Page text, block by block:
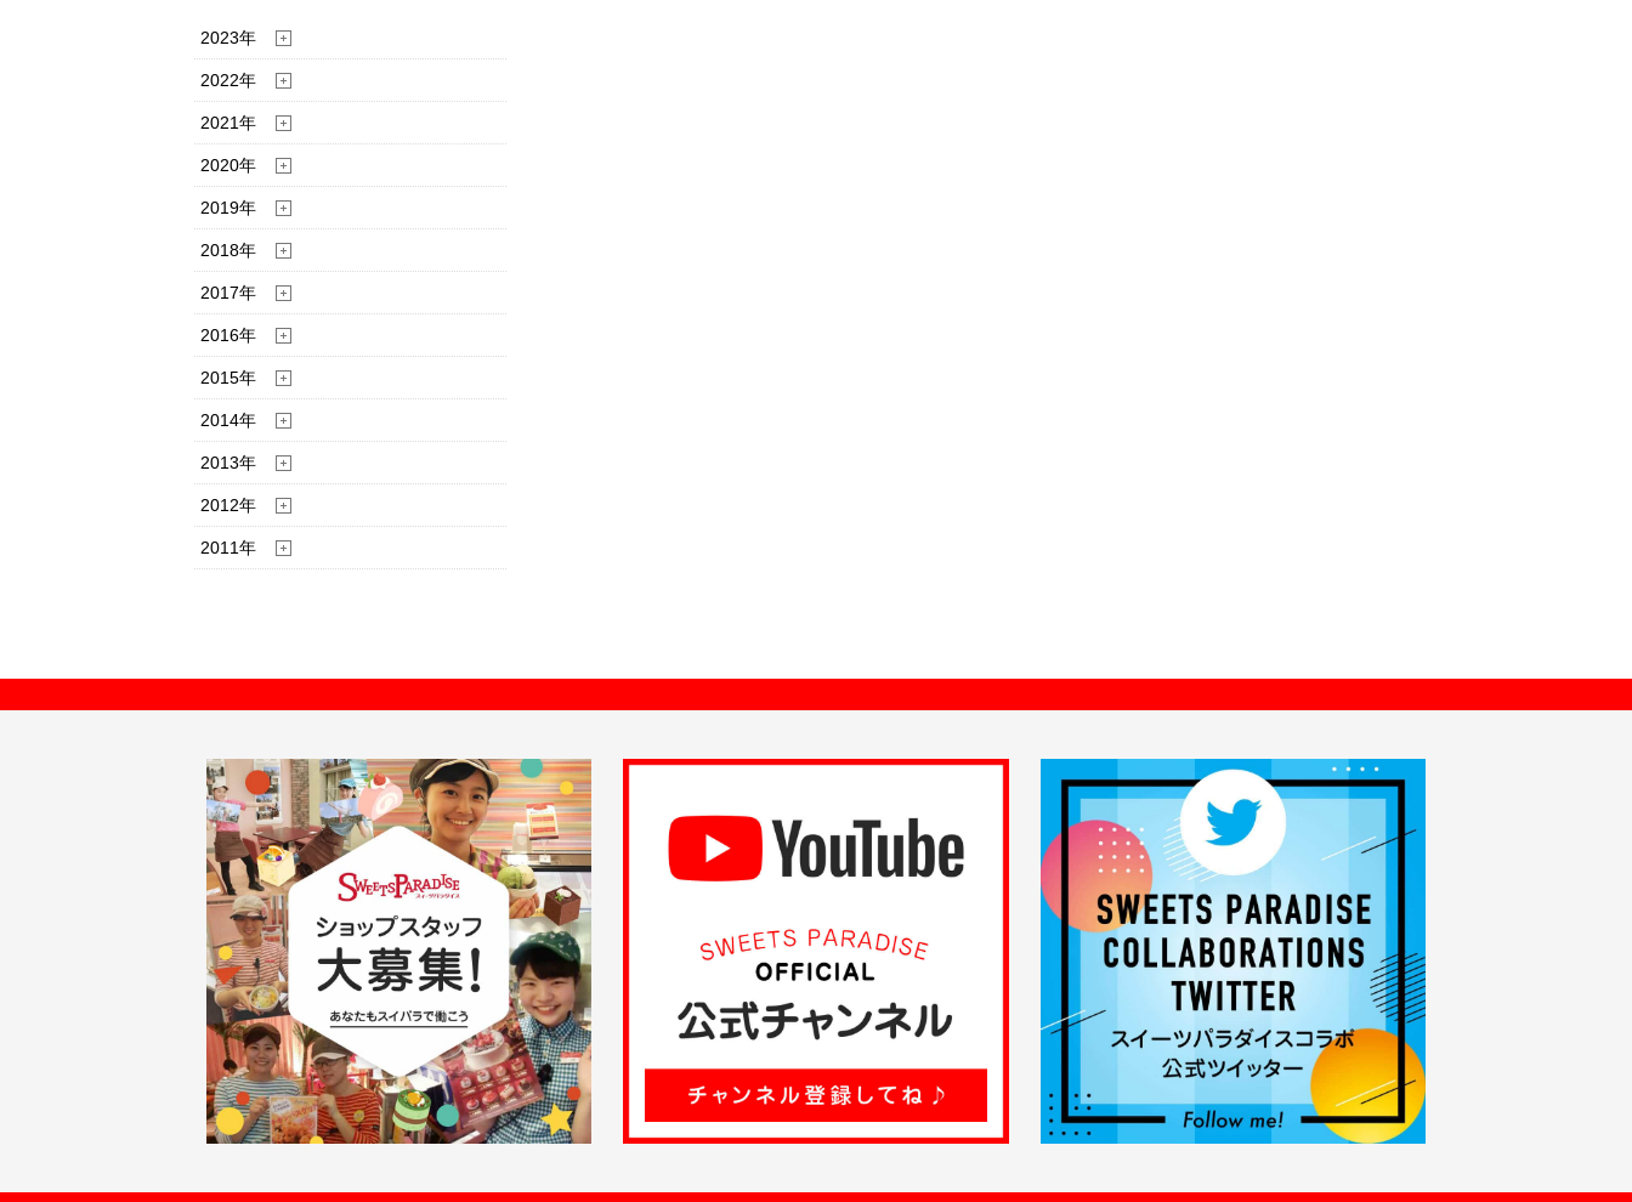
2023年
2022年
2021年
2020年
2019年
2018年
2017年
2016年
2015年
2014年
2013年
2012年
2011年